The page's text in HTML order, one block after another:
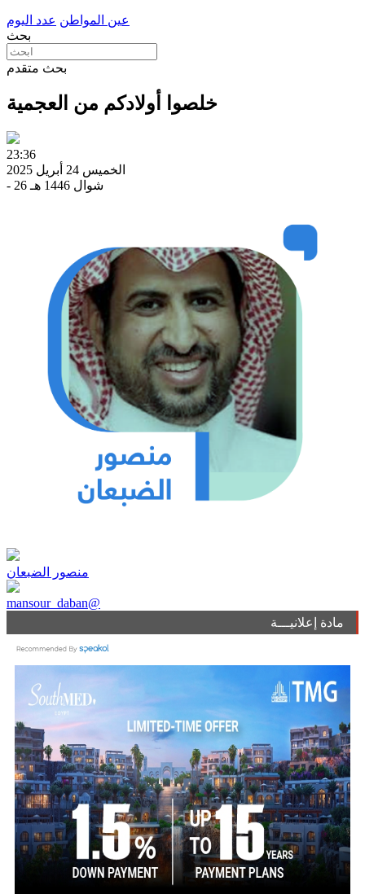
عين المواطن عدد اليوم
بحث
بحث متقدم
خلصوا أولادكم من العجمية
23:36
الخميس 24 أبريل 2025
- 26 شوال 1446 هـ
منصور الضبعان
mansour_daban@
مادة إعلانيـــة